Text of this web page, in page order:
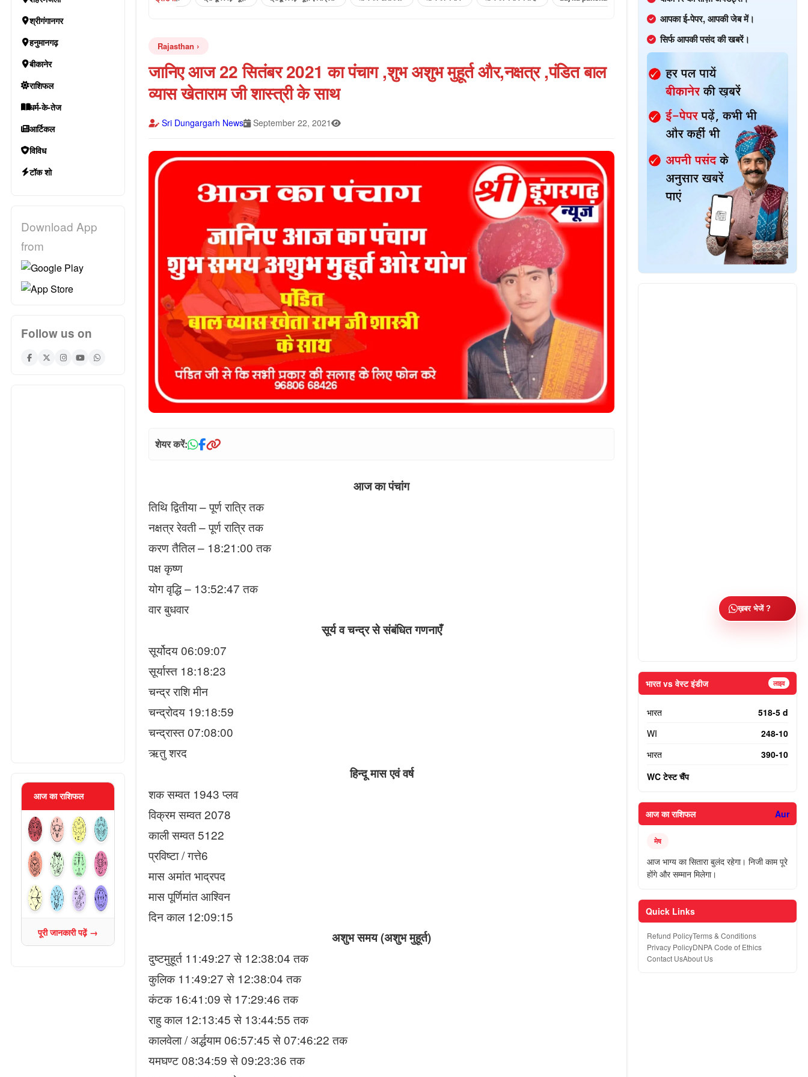
श्रीगंगानगर
हनुमानगढ़
बीकानेर
राशिफल
धर्म-के-तेज
आर्टिकल
विविध
टॉक शो
Download App
from
Follow us on
आज का राशिफल
पूरी जानकारी पढ़ें →
Rajasthan
जानिए आज 22 सितंबर 2021 का पंचाग ,शुभ अशुभ मुहूर्त और,नक्षत्र ,पंडित बाल
व्यास खेताराम जी शास्त्री के साथ
Sri Dungargarh News September 22, 2021
शेयर करें:
आज का पंचांग
तिथि द्वितीया – पूर्ण रात्रि तक
नक्षत्र रेवती – पूर्ण रात्रि तक
करण तैतिल – 18:21:00 तक
पक्ष कृष्ण
योग वृद्धि – 13:52:47 तक
वार बुधवार
सूर्य व चन्द्र से संबंधित गणनाएँ
सूर्योदय 06:09:07
सूर्यास्त 18:18:23
चन्द्र राशि मीन
चन्द्रोदय 19:18:59
चन्द्रास्त 07:08:00
ऋतु शरद
हिन्दू मास एवं वर्ष
शक सम्वत 1943 प्लव
विक्रम सम्वत 2078
काली सम्वत 5122
प्रविष्टा / गत्ते6
मास अमांत भाद्रपद
मास पूर्णिमांत आश्विन
दिन काल 12:09:15
अशुभ समय (अशुभ मुहूर्त)
दुष्टमुहूर्त 11:49:27 से 12:38:04 तक
कुलिक 11:49:27 से 12:38:04 तक
कंटक 16:41:09 से 17:29:46 तक
राहु काल 12:13:45 से 13:44:55 तक
कालवेला / अर्द्धयाम 06:57:45 से 07:46:22 तक
यमघण्ट 08:34:59 से 09:23:36 तक
आपका ई-पेपर, आपकी जेब में।
सिर्फ आपकी पसंद की खबरें।
भारत vs वेस्ट इंडीज लाइव
भारत
518-5 d
WI
248-10
भारत
390-10
WC टेस्ट चैंप
आज का राशिफल Aur
मेष
आज भाग्य का सितारा बुलंद रहेगा। निजी काम पूरे
होंगे और सम्मान मिलेगा।
Quick Links
Refund PolicyTerms & Conditions
Privacy PolicyDNPA Code of Ethics
Contact UsAbout Us
ख़बर भेजें ?